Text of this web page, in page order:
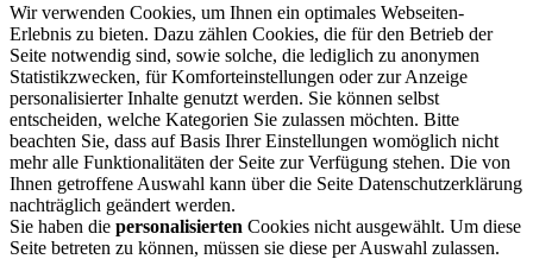
Wir verwenden Cookies, um Ihnen ein optimales Webseiten-
Erlebnis zu bieten. Dazu zählen Cookies, die für den Betrieb der
Seite notwendig sind, sowie solche, die lediglich zu anonymen
Statistikzwecken, für Komforteinstellungen oder zur Anzeige
personalisierter Inhalte genutzt werden. Sie können selbst
entscheiden, welche Kategorien Sie zulassen möchten. Bitte
beachten Sie, dass auf Basis Ihrer Einstellungen womöglich nicht
mehr alle Funktionalitäten der Seite zur Verfügung stehen. Die von
Ihnen getroffene Auswahl kann über die Seite Datenschutzerklärung
nachträglich geändert werden.
Sie haben die personalisierten Cookies nicht ausgewählt. Um diese
Seite betreten zu können, müssen sie diese per Auswahl zulassen.